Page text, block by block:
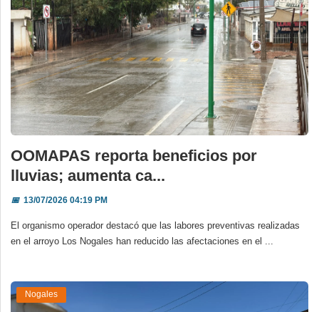
OOMAPAS reporta beneficios por
lluvias; aumenta ca...
📅13/07/2026 04:19 PM
El organismo operador destacó que las labores preventivas realizadas
en el arroyo Los Nogales han reducido las afectaciones en el ...
Nogales